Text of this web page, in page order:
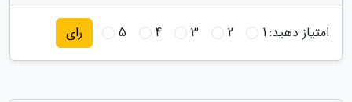
امتیاز دهید:1
2
3
4
5 رای